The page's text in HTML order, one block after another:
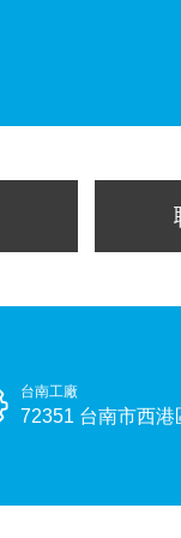
台南工廠
72351 台南市西